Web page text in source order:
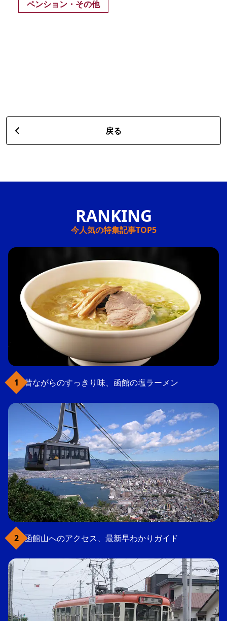
ペンション・その他
戻る
今人気の特集記事TOP5
昔ながらのすっきり味、函館の塩ラーメン
函館山へのアクセス、最新早わかりガイド